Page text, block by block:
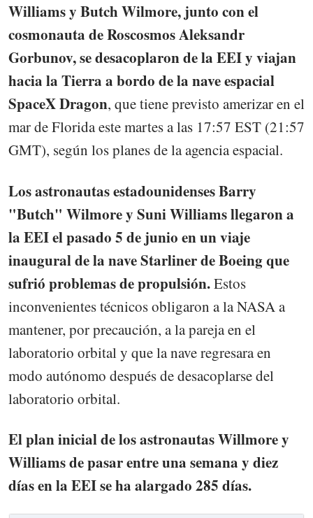
Williams y Butch Wilmore, junto con el
cosmonauta de Roscosmos Aleksandr
Gorbunov, se desacoplaron de la EEI y viajan
hacia la Tierra a bordo de la nave espacial
SpaceX Dragon, que tiene previsto amerizar en el
mar de Florida este martes a las 17:57 EST (21:57
GMT), según los planes de la agencia espacial.
Los astronautas estadounidenses Barry
"Butch" Wilmore y Suni Williams llegaron a
la EEI el pasado 5 de junio en un viaje
inaugural de la nave Starliner de Boeing que
sufrió problemas de propulsión.Estos
inconvenientes técnicos obligaron a la NASA a
mantener, por precaución, a la pareja en el
laboratorio orbital y que la nave regresara en
modo autónomo después de desacoplarse del
laboratorio orbital.
El plan inicial de los astronautas Willmore y
Williams de pasar entre una semana y diez
días en la EEI se ha alargado 285 días.